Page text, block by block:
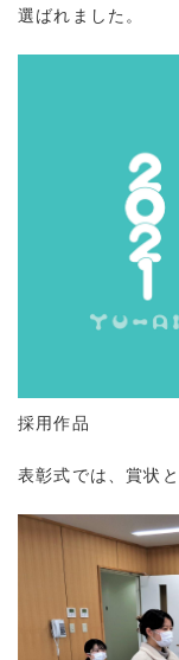
選ばれました。
採用作品
表彰式では、賞状